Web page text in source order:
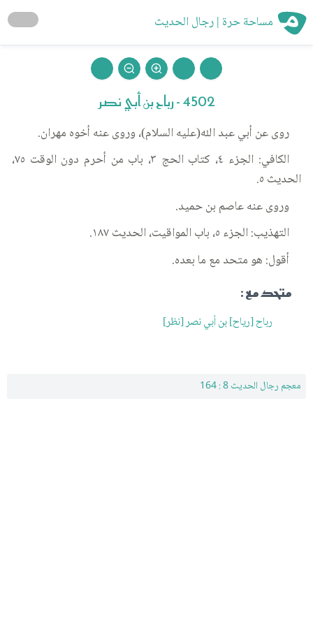
مساحة حرة | رجال الحديث
4502 - رباح بن أبي نصر
روى عن أبي عبد الله(عليه السلام)، وروى عنه أخوه مهران.
الكافي: الجزء ٤، كتاب الحج ٣، باب من أحرم دون الوقت ٧٥،
الحديث ٥.
وروى عنه عاصم بن حميد.
التهذيب: الجزء ٥، باب المواقيت، الحديث ١٨٧.
أقول: هو متحد مع ما بعده.
متحد مع :
رباح [رياح] بن أبي نصر [نظر]
معجم رجال الحديث 8 : 164